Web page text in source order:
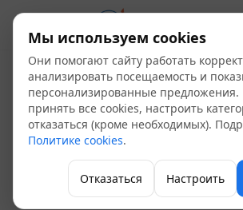
Кран шаровой
Ideal
муфт/
бабочка Ду-25
Ideal 098
Мы используем cookies
Они помогают сайту работать
анализировать посещаемость и
персонализированные
принять все cookies, настроить
отказаться (кроме необходимых).
Политике cookies.
Отказаться Настроить